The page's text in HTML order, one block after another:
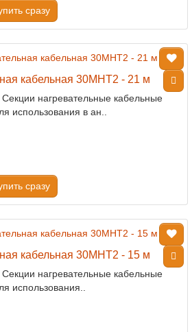
сразу
кабельная 30МНТ2 - 21 м
нагревательные кабельные
использования в ан..
сразу
кабельная 30МНТ2 - 15 м
нагревательные кабельные
использования..